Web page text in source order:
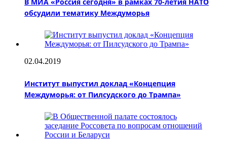
обсудили тематику Междуморья
02.04.2019
Институт выпустил доклад «Концепция
Междуморья: от Пилсудского до Трампа»